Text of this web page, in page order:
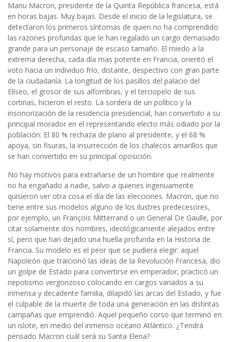
Manu Macron, presidente de la Quinta República francesa, está
en horas bajas. Muy bajas. Desde el inicio de la legislatura, se
detectaron los primeros síntomas de quien no ha comprendido
las razones profundas que le han regalado un cargo demasiado
grande para un personaje de escaso tamaño. El miedo a la
extrema derecha, cada día mas potente en Francia, orientó el
voto hacia un individuo frío, distante, despectivo con gran parte
de la ciudadanía. La longitud de los pasillos del palacio del
Elíseo, el grosor de sus alfombras, y el terciopelo de sus
cortinas, hicieron el resto. La sordera de un político y la
insonorización de la residencia presidencial, han convertido a su
principal morador en el representando electo más odiado por la
población. El 80 % rechaza de plano al presidente, y el 68 %
apoya, sin fisuras, la insurrección de los chalecos amarillos que
se han convertido en su principal oposición.
No hay motivos para extrañarse de un hombre que realmente
no ha engañado a nadie, salvo a quienes ingenuamente
quisieron ver otra cosa el día de las elecciones. Macron, que no
tiene entre sus modelos alguno de los ilustres predecesores,
por ejemplo, un François Mitterrand o un General De Gaulle, por
citar solamente dos nombres, ideológicamente alejados entre
sí, pero que han dejado una huella profunda en la Historia de
Francia. Su modelo es el peor que se pudiera elegir: aquel
Napoleón que traicionó las ideas de la Revolución Francesa, dio
un golpe de Estado para convertirse en emperador, practicó un
nepotismo vergonzoso colocando en cargos variados a su
inmensa y decadente familia, dilapidó las arcas del Estado, y fue
el culpable de la muerte de toda una generación en las distintas
campañas que emprendió. Aquel pequeño corso que terminó en
un islote, en medio del inmenso océano Atlántico. ¿Tendrá
pensado Macron cuál será su Santa Elena?